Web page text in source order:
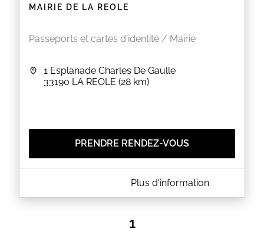
MAIRIE DE LA REOLE
Passeports et cartes d'identité / Mairie
1 Esplanade Charles De Gaulle
33190 LA REOLE (28 km)
PRENDRE RENDEZ-VOUS
A PROPOS DE MAIRIE DE LA REOLE
SERVICE PUBLIC - PLATEFORME CNI /
Plus d'information
1